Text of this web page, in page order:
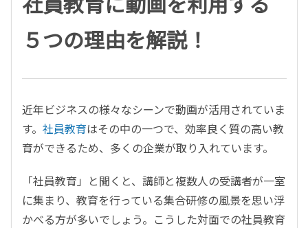
５つの理由を解説！
近年ビジネスの様々なシーンで動画が活用されていま
す。 社員教育はその中の一つで、効率良く質の高い教
育ができるため、多くの企業が取り入れています。
「社員教育」と聞くと、講師と複数人の受講者が一室
に集まり、教育を行っている集合研修の風景を思い浮
かべる方が多いでしょう。こうした対面での社員教育